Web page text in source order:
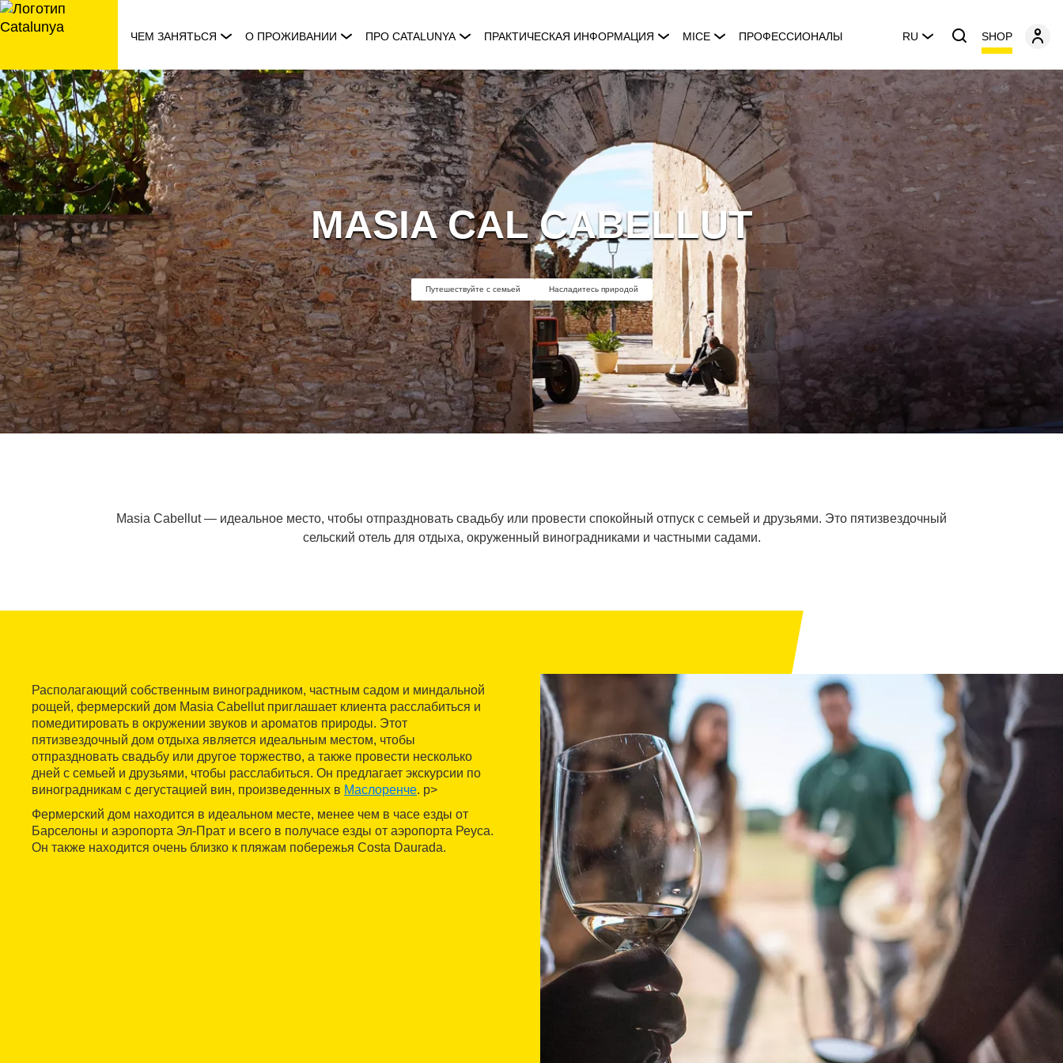
перейти
к
ЧЕМ ЗАНЯТЬСЯ О ПРОЖИВАНИИ ПРО CATALUNYA ПРАКТИЧЕСКАЯ ИНФОРМАЦИЯ MICE ПРОФЕССИОНАЛЫ RU SHOP
MASIA CAL CABELLUT
Путешествуйте с семьей Насладитесь природой
Masia Cabellut — идеальное место, чтобы отпраздновать свадьбу или провести спокойный отпуск с семьей и друзьями. Это пятизвездочный
сельский отель для отдыха, окруженный виноградниками и частными садами.
Располагающий собственным виноградником, частным садом и миндальной
рощей, фермерский дом Masia Cabellut приглашает клиента расслабиться и
помедитировать в окружении звуков и ароматов природы. Этот
пятизвездочный дом отдыха является идеальным местом, чтобы
отпраздновать свадьбу или другое торжество, а также провести несколько
дней с семьей и друзьями, чтобы расслабиться. Он предлагает экскурсии по
виноградникам с дегустацией вин, произведенных в Маслоренче. p>
Фермерский дом находится в идеальном месте, менее чем в часе езды от
Барселоны и аэропорта Эл-Прат и всего в получасе езды от аэропорта Реуса.
Он также находится очень близко к пляжам побережья Costa Daurada.